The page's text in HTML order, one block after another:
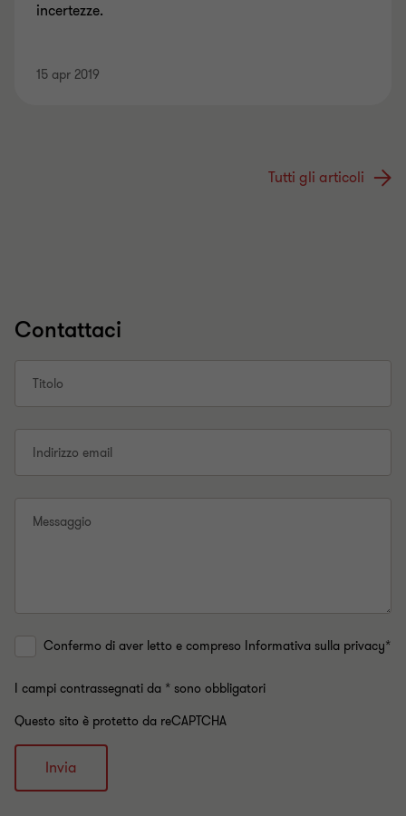
incertezze.
15 apr 2019
Tutti gli articoli
Contattaci
Titolo
Indirizzo email
Messaggio
Confermo di aver letto e compreso Informativa sulla privacy*
I campi contrassegnati da * sono obbligatori
Questo sito è protetto da reCAPTCHA
Invia